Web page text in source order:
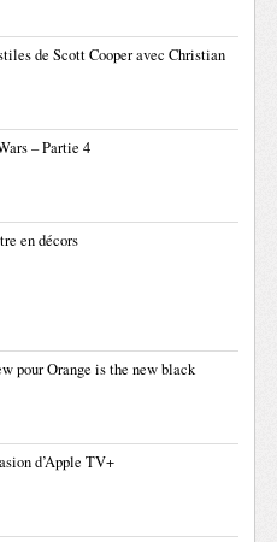
de Scott Cooper avec Christian
– Partie 4
en décors
pour Orange is the new black
d’Apple TV+